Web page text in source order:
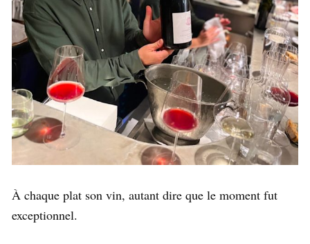
À chaque plat son vin, autant dire que le moment fut
exceptionnel.